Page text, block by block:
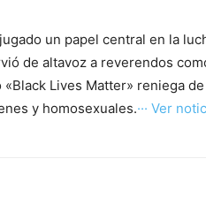
un papel central en la
de altavoz a reverendos
Lives Matter» reniega
y homosexuales.··· Ver